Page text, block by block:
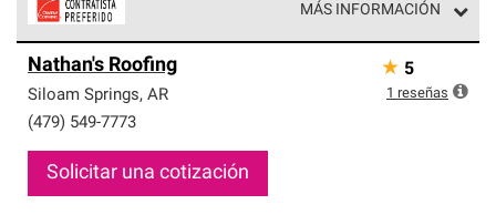
MÁS INFORMACIÓN
parte de una red exclusiva de profesionales de techos
que cumplen con altos estándares y requisitos estrictos
de profesionalismo y confiabilidad.
Nathan's Roofing
Siloam Springs, AR
(479) 549-7773
Solicitar una cotización
★ 5
1 reseñas